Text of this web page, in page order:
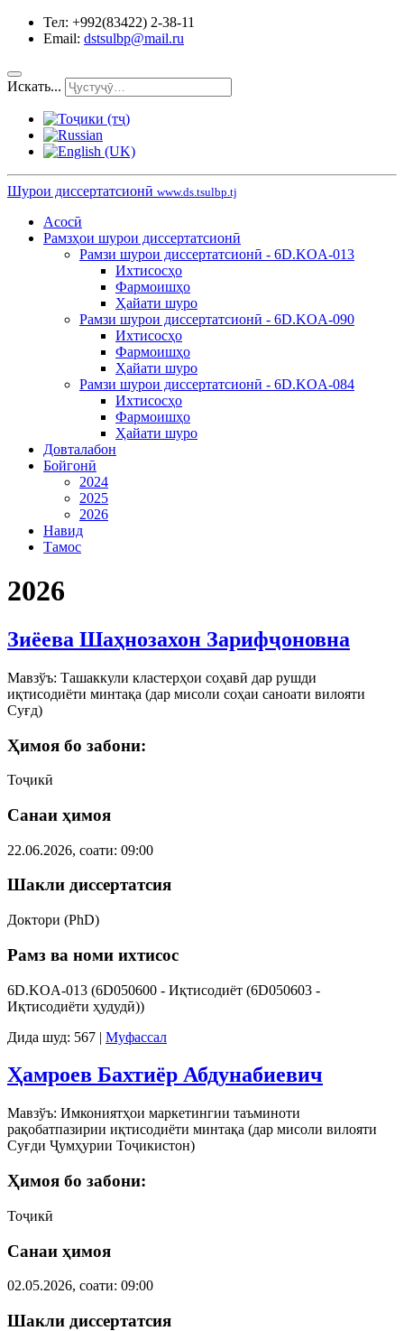
Тел: +992(83422) 2-38-11
Email: dstsulbp@mail.ru
Искать...
Шурои диссертатсионӣ www.ds.tsulbp.tj
Асосӣ
Рамзҳои шурои диссертатсионӣ
Рамзи шурои диссертатсионӣ - 6D.KOA-013
Ихтисосҳо
Фармоишҳо
Ҳайати шуро
Рамзи шурои диссертатсионӣ - 6D.KOA-090
Ихтисосҳо
Фармоишҳо
Ҳайати шуро
Рамзи шурои диссертатсионӣ - 6D.KOA-084
Ихтисосҳо
Фармоишҳо
Ҳайати шуро
Довталабон
Бойгонӣ
2024
2025
2026
Навид
Тамос
2026
Зиёева Шаҳнозахон Зарифҷоновна
Мавзўъ: Ташаккули кластерҳои соҳавӣ дар рушди
иқтисодиёти минтақа (дар мисоли соҳаи саноати вилояти
Суғд)
Ҳимоя бо забони:
Тоҷикӣ
Санаи ҳимоя
22.06.2026, соати: 09:00
Шакли диссертатсия
Доктори (PhD)
Рамз ва номи ихтисос
6D.KOA-013 (6D050600 - Иқтисодиёт (6D050603 -
Иқтисодиёти ҳудудӣ))
Дида шуд: 567 | Муфассал
Ҳамроев Бахтиёр Абдунабиевич
Мавзўъ: Имкониятҳои маркетингии таъминоти
рақобатпазирии иқтисодиёти минтақа (дар мисоли вилояти
Суғди Ҷумҳурии Тоҷикистон)
Ҳимоя бо забони:
Тоҷикӣ
Санаи ҳимоя
02.05.2026, соати: 09:00
Шакли диссертатсия